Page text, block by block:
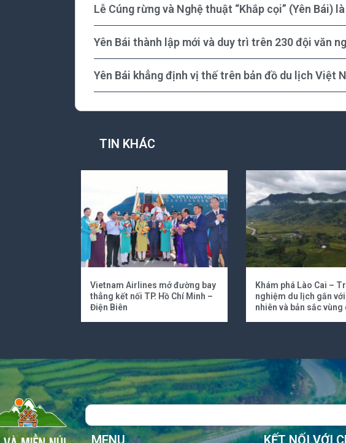
Lễ Cúng rừng và Nghệ thuật “Khắp cọi” (Yên Bái)
Yên Bái thành lập mới và duy trì trên 230 đội văn
Yên Bái khẳng định vị thế trên bản đồ du lịch Việt
TIN KHÁC
Vietnam Airlines mở đường bay
thẳng kết nối TP. Hồ Chí Minh –
Điện Biên
Khám phá Lào Cai –
nghiệm du lịch gắn
nhiên và bản sắc vùng
Search
MENU KẾT NỐI VỚI